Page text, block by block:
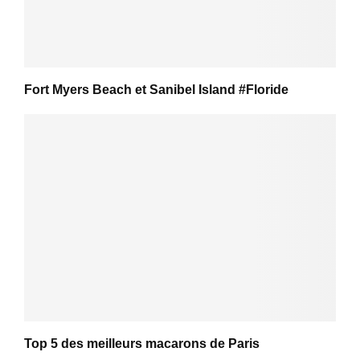
Fort Myers Beach et Sanibel Island #Floride
Top 5 des meilleurs macarons de Paris